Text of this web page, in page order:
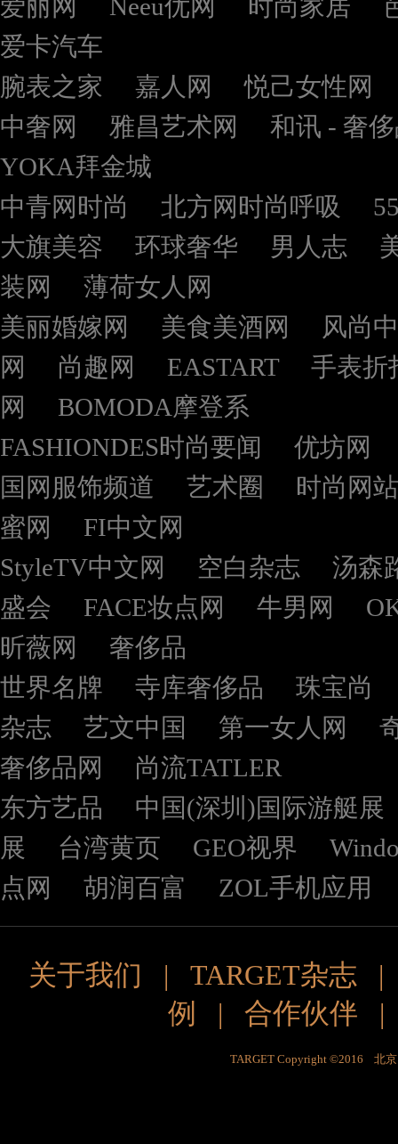
爱丽网 Neeu优网 时尚家居
爱卡汽车
腕表之家
嘉人网
悦己女性网
中奢网
雅昌艺术网
和讯 - 奢
YOKA拜金城
中青网时尚
北方网时尚呼吸
大旗美容
环球奢华 男人志
装网
薄荷女人网
美丽婚嫁网
美食美酒网
风尚
网
尚趣网 EASTART
手表折
网
BOMODA摩登系
FASHIONDES时尚要闻
优坊网
国网服饰频道
艺术圈
时尚网站
蜜网
FI中文网
StyleTV中文网
空白杂志
汤森
盛会
FACE妆点网 牛男网
昕薇网
奢侈品
世界名牌
寺库奢侈品
珠宝尚
杂志
艺文中国 第一女人网
奢侈品网
尚流TATLER
东方艺品
中国(深圳)国际游艇展
展
台湾黄页 GEO视界
点网
胡润百富 ZOL手机应用
关于我们 | TARGET杂志
例
| 合作伙伴
TARGET Copyright ©2016 北